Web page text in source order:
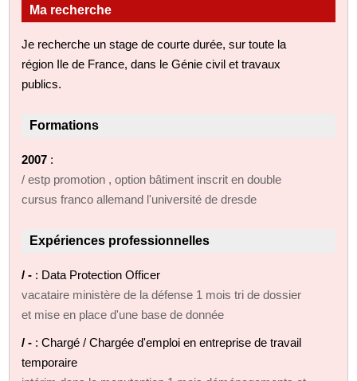
Ma recherche
Je recherche un stage de courte durée, sur toute la
région Ile de France, dans le Génie civil et travaux
publics.
Formations
2007 :
/ estp promotion , option bâtiment inscrit en double
cursus franco allemand l'université de dresde
Expériences professionnelles
/ - : Data Protection Officer
vacataire ministère de la défense 1 mois tri de dossier
et mise en place d'une base de donnée
/ - : Chargé / Chargée d'emploi en entreprise de travail
temporaire